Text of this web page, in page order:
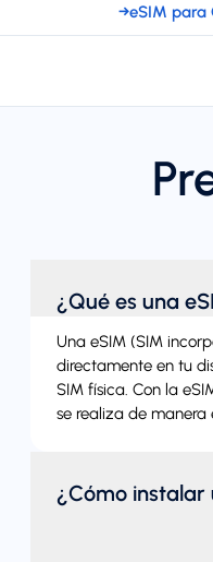
→eSIM para
¿Qué es una
Una eSIM (SIM
directamente en tu
SIM física. Con la
se realiza de manera
¿Cómo instalar